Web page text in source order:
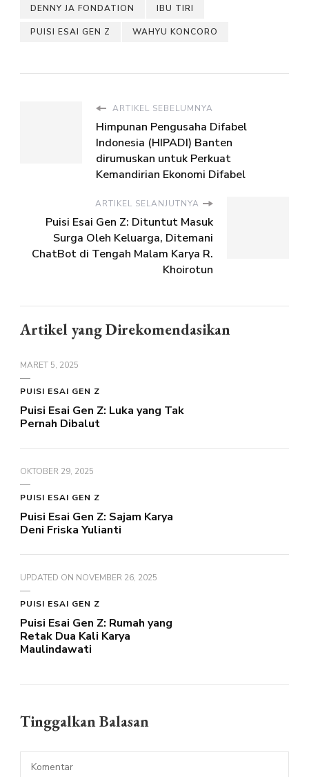
DENNY JA FONDATION IBU TIRI
PUISI ESAI GEN Z WAHYU KONCORO
ARTIKEL SEBELUMNYA
Himpunan Pengusaha Difabel
Indonesia (HIPADI) Banten
dirumuskan untuk Perkuat
Kemandirian Ekonomi Difabel
ARTIKEL SELANJUTNYA
Puisi Esai Gen Z: Dituntut Masuk
Surga Oleh Keluarga, Ditemani
ChatBot di Tengah Malam Karya R.
Khoirotun
Artikel yang Direkomendasikan
MARET 5, 2025
PUISI ESAI GEN Z
Puisi Esai Gen Z: Luka yang Tak
Pernah Dibalut
OKTOBER 29, 2025
PUISI ESAI GEN Z
Puisi Esai Gen Z: Sajam Karya
Deni Friska Yulianti
UPDATED ON NOVEMBER 26, 2025
PUISI ESAI GEN Z
Puisi Esai Gen Z: Rumah yang
Retak Dua Kali Karya
Maulindawati
Tinggalkan Balasan